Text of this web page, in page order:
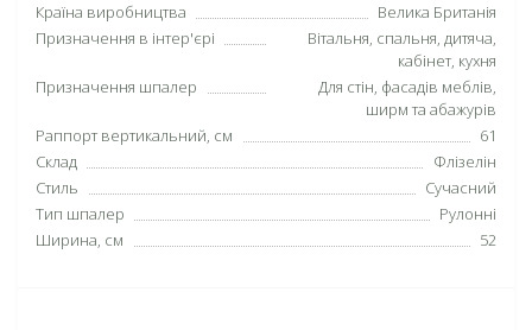
Країна виробництва
Велика Британія
Призначення в інтер'єрі
Вітальня, спальня, дитяча,
кабінет, кухня
Призначення шпалер
Для стін, фасадів меблів,
ширм та абажурів
Раппорт вертикальний, см
61
Склад
Флізелін
Стиль
Сучасний
Тип шпалер
Рулонні
Ширина, см
52